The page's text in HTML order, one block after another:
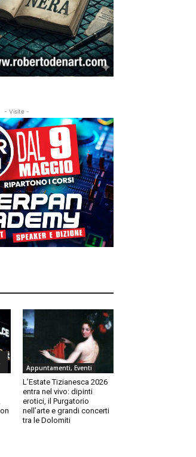
- Visite -
Appuntamenti, Eventi
L’Estate Tizianesca 2026
entra nel vivo: dipinti
erotici, il Purgatorio
nell’arte e grandi concerti
tra le Dolomiti